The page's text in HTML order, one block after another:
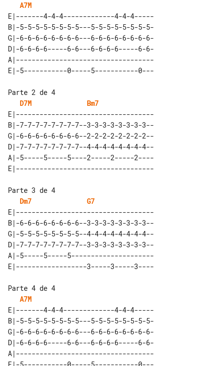
A7M
E|-------4-4-4-------------4-4-4-----
B|-5-5-5-5-5-5-5-5---5-5-5-5-5-5-5-5-
G|-6-6-6-6-6-6-6-6---6-6-6-6-6-6-6-6-
D|-6-6-6-6-----6-6---6-6-6-6-----6-6-
A|-----------------------------------
Parte 2 de 4
D7M
Bm7
E|-----------------------------------
B|-7-7-7-7-7-7-7-7--3-3-3-3-3-3-3-3--
G|-6-6-6-6-6-6-6-6--2-2-2-2-2-2-2-2--
D|-7-7-7-7-7-7-7-7--4-4-4-4-4-4-4-4--
A|-5-----5-----5----2-----2-----2----
Parte 3 de 4
Dm7
G7
E|-----------------------------------
B|-6-6-6-6-6-6-6-6--3-3-3-3-3-3-3-3--
G|-5-5-5-5-5-5-5-5--4-4-4-4-4-4-4-4--
D|-7-7-7-7-7-7-7-7--3-3-3-3-3-3-3-3--
A|-5-----5-----5---------------------
Parte 4 de 4
A7M
E|-------4-4-4-------------4-4-4-----
B|-5-5-5-5-5-5-5-5---5-5-5-5-5-5-5-5-
G|-6-6-6-6-6-6-6-6---6-6-6-6-6-6-6-6-
D|-6-6-6-6-----6-6---6-6-6-6-----6-6-
A|-----------------------------------